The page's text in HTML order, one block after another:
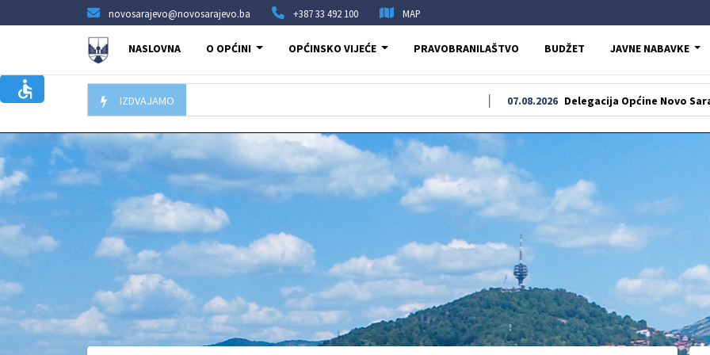
novosarajevo@novosarajevo.ba +387 33 492 100 MAP
NASLOVNA O OPĆINI OPĆINSKO VIJEĆE PRAVOBRANILAŠTVO BUDŽET JAVNE NABAVKE
IZDVAJAMO Delegacija Općine Novo Sarajevo